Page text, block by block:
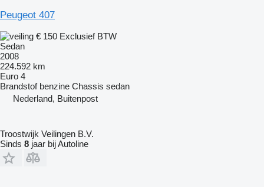
Peugeot 407
€ 150 Exclusief BTW
Sedan
2008
224.592 km
Euro 4
Brandstof benzine Chassis sedan
Nederland, Buitenpost
Troostwijk Veilingen B.V.
Sinds 8 jaar bij Autoline